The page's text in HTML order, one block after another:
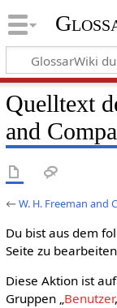
Quelltext
and
←W. H. Freeman and
Du bist aus dem
Seite zu
Diese Aktion ist
Gruppen „Benutzer